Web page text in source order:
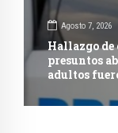
Agosto 7, 2026
Hallazgo
presuntos
adultos